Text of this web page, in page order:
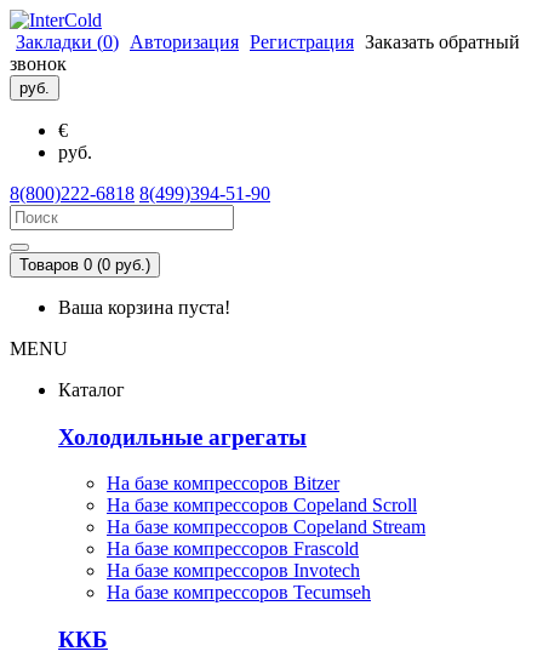
Закладки (0) Авторизация Регистрация Заказать обратный
звонок
руб.
€
руб.
8(800)222-6818 8(499)394-51-90
Товаров 0 (0 руб.)
Ваша корзина пуста!
MENU
Каталог
Холодильные агрегаты
На базе компрессоров Bitzer
На базе компрессоров Copeland Scroll
На базе компрессоров Copeland Stream
На базе компрессоров Frascold
На базе компрессоров Invotech
На базе компрессоров Tecumseh
ККБ